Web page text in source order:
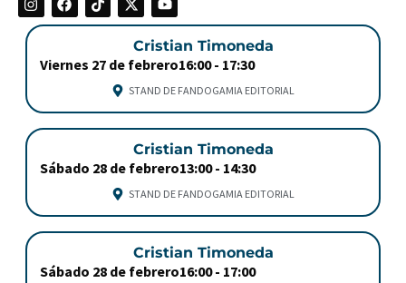
Cristian Timoneda
Viernes 27 de febrero16:00 - 17:30
STAND DE FANDOGAMIA EDITORIAL
Cristian Timoneda
Sábado 28 de febrero13:00 - 14:30
STAND DE FANDOGAMIA EDITORIAL
Cristian Timoneda
Sábado 28 de febrero16:00 - 17:00